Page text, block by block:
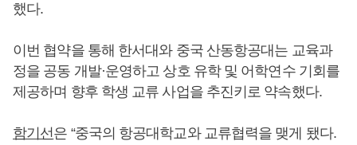
했다.
이번 협약을 통해 한서대와 중국 산동항공대는 교육과
정을 공동 개발·운영하고 상호 유학 및 어학연수 기회를
제공하며 향후 학생 교류 사업을 추진키로 약속했다.
함기선은 “중국의 항공대학교와 교류협력을 맺게 됐다.